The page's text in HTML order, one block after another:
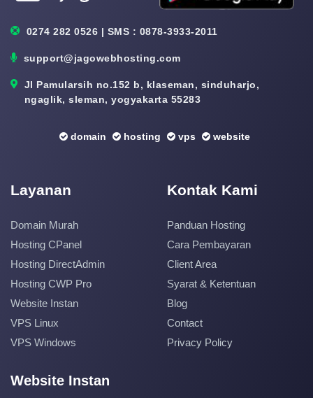
0274 282 0526 | SMS : 0878-3933-2011
support@jagowebhosting.com
Jl Pamularsih no.152 b, klaseman, sinduharjo,
ngaglik, sleman, yogyakarta 55283
domain hosting vps website
Layanan
Domain Murah
Hosting CPanel
Hosting DirectAdmin
Hosting CWP Pro
Website Instan
VPS Linux
VPS Windows
Kontak Kami
Panduan Hosting
Cara Pembayaran
Client Area
Syarat & Ketentuan
Blog
Contact
Privacy Policy
Website Instan